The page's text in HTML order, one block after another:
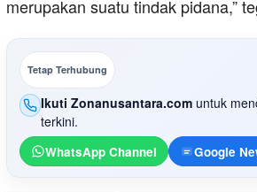
merupakan suatu tindak pidana,”
Tetap Terhubung
Ikuti Zonanusantara.com untuk
terkini.
WhatsApp Channel Google